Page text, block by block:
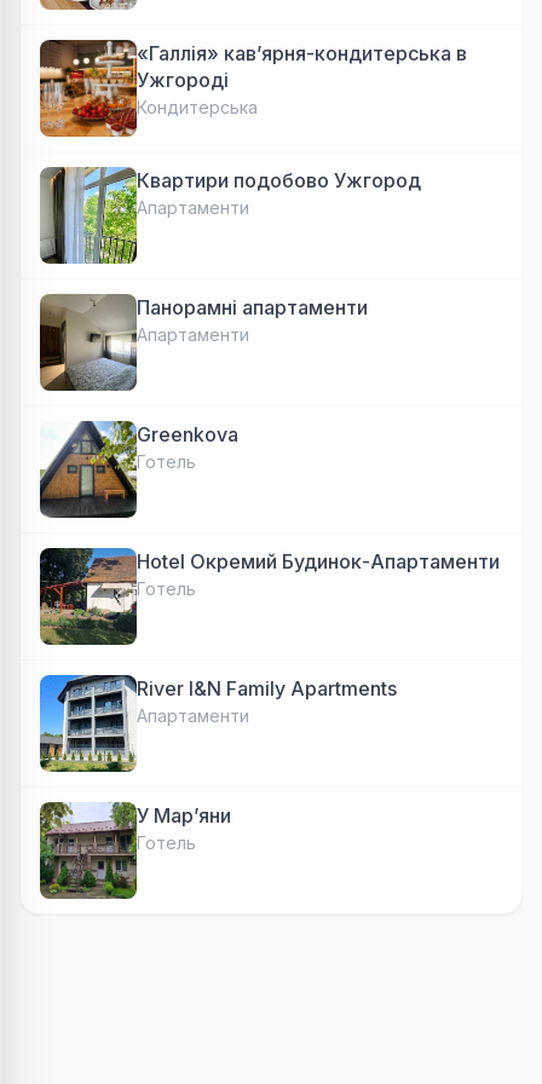
«Галлія» кав’ярня-кондитерська в
Ужгороді
Кондитерська
Квартири подобово Ужгород
Апартаменти
Панорамні апартаменти
Апартаменти
Greenkova
Готель
Hotel Окремий Будинок-Апартаменти
Готель
River I&N Family Apartments
Апартаменти
У Марʼяни
Готель